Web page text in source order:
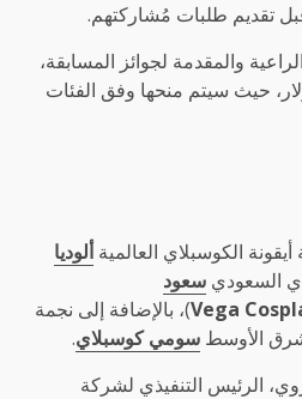
تقديم طلبات مُشاركتهم.
والمقدمة لجوائز المسابقة،
5 آلاف دولار، حيث سيتم منحها وفق الفئات
الكوسبلاي العالميةألوديا
السعودي سعود
Vega)، بالإضافة إلى نجمة
الأوسط سومي كوسبلاي.
الرئيس التنفيذي لشركة